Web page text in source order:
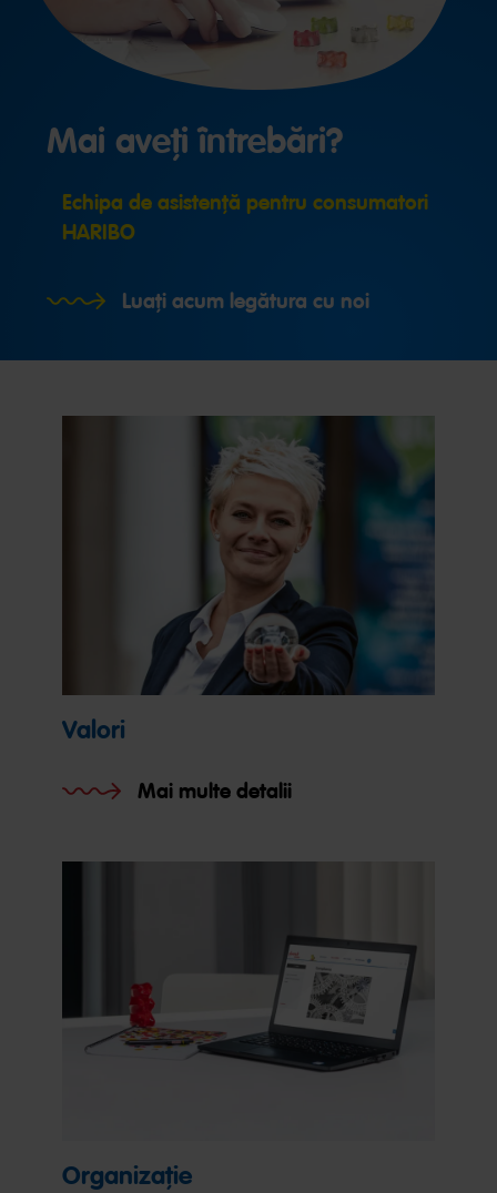
Mai aveți întrebări?
Echipa de asistență pentru consumatori
HARIBO
Luați acum legătura cu noi
Valori
Mai multe detalii
Organizație